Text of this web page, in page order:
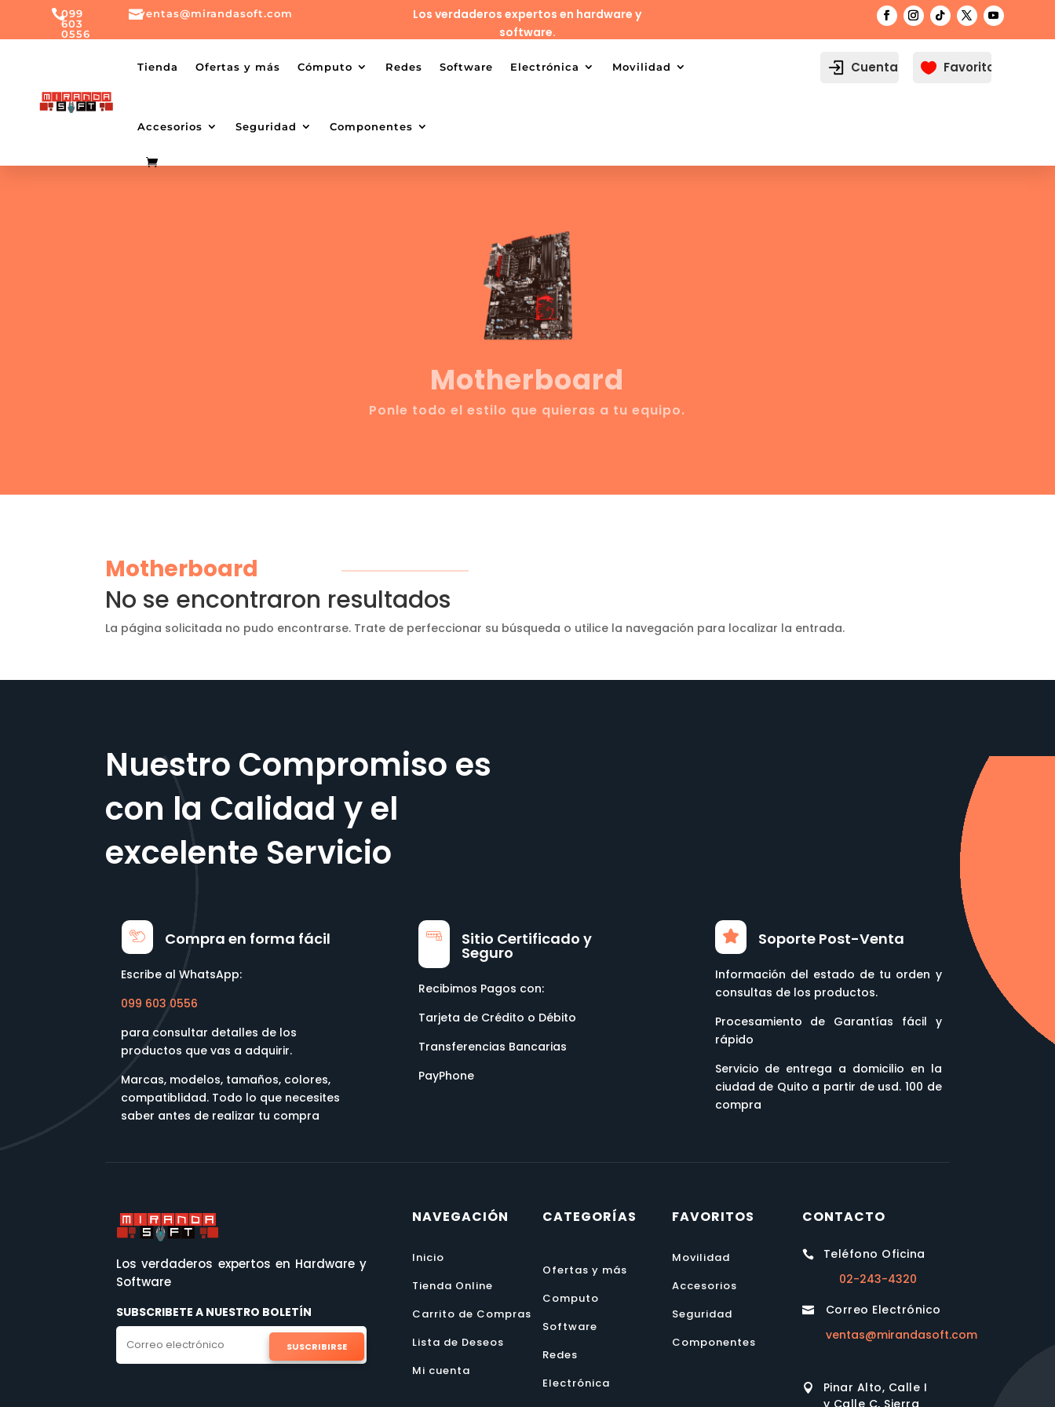
099
603
0556
0556
ventas@mirandasoft.com
mailto:ventas@mirandasoft.com
Los verdaderos expertos en hardware y
software.
Tienda Ofertas y más Cómputo Redes Software Electrónica Movilidad
Accesorios Seguridad Componentes
Cuenta  Favoritos
Motherboard
Ponle todo el estilo que quieras a tu equipo.
Motherboard
No se encontraron resultados
La página solicitada no pudo encontrarse. Trate de perfeccionar su búsqueda o utilice la navegación para localizar la entrada.
Nuestro Compromiso es
con la Calidad y el
excelente Servicio
Compra en forma fácil
Escribe al WhatsApp:
099 603 0556
para consultar detalles de los
productos que vas a adquirir.
Marcas, modelos, tamaños, colores,
compatiblidad. Todo lo que necesites
saber antes de realizar tu compra
Sitio Certificado y
Seguro
Recibimos Pagos con:
Tarjeta de Crédito o Débito
Transferencias Bancarias
PayPhone
Soporte Post-Venta
Información del estado de tu orden y
consultas de los productos.
Procesamiento de Garantías fácil y
rápido
Servicio de entrega a domicilio en la
ciudad de Quito a partir de usd. 100 de
compra
Los verdaderos expertos en Hardware y
Software
SUBSCRIBETE A NUESTRO BOLETÍN
SUSCRIBIRSE
NAVEGACIÓN
Inicio
Tienda Online
Carrito de Compras
Lista de Deseos
Mi cuenta
CATEGORÍAS
Ofertas y más
Computo
Software
Redes
Electrónica
FAVORITOS
Movilidad
Accesorios
Seguridad
Componentes
CONTACTO

Teléfono Oficina
02-243-4320

Correo Electrónico
ventas@mirandasoft.com

Pinar Alto, Calle I